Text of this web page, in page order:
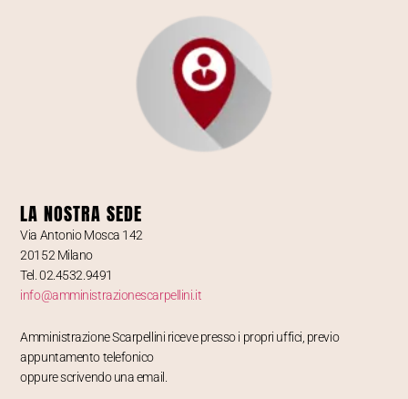
LA NOSTRA SEDE
Via Antonio Mosca 142
20152 Milano
Tel. 02.4532.9491
info@amministrazionescarpellini.it
Amministrazione Scarpellini riceve presso i propri uffici, previo
appuntamento telefonico
oppure scrivendo una email.